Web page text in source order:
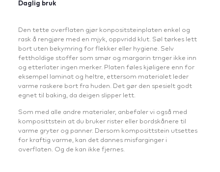
Daglig bruk
Den tette overflaten gjør konpositsteinplaten enkel og
rask å rengjøre med en mjyk, oppvridd klut. Søl tørkes lett
bort uten bekymring for flekker eller hygiene. Selv
fettholdige stoffer som smør og margarin trnger ikke inn
og etterlater ingen merker. Platen føles kjøligere enn for
eksempel laminat og heltre, ettersom materialet leder
varme raskere bort fra huden. Det gør den spesielt godt
egnet til baking, da deigen slipper lett.
Som med alle andre materialer, anbefaler vi også med
komposittstein at du bruker rister eller bordskånere til
varme gryter og panner. Dersom komposittstein utsettes
for kraftig varme, kan det dannes misfarginger i
overflaten. Og de kan ikke fjernes.